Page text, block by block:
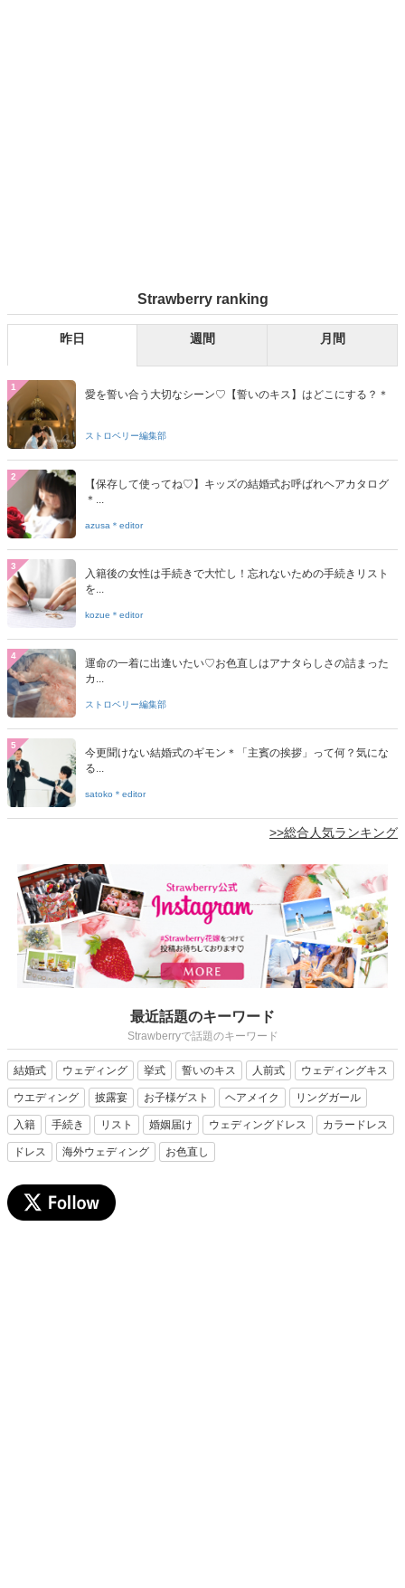
Strawberry ranking
昨日 週間 月間
1
愛を誓い合う大切なシーン♡【誓いのキス】はどこにする？＊
ストロベリー編集部
2
【保存して使ってね♡】キッズの結婚式お呼ばれヘアカタログ
＊...
azusa＊editor
3
入籍後の女性は手続きで大忙し！忘れないための手続きリスト
を...
kozue＊editor
4
運命の一着に出逢いたい♡お色直しはアナタらしさの詰まった
カ...
ストロベリー編集部
5
今更聞けない結婚式のギモン＊「主賓の挨拶」って何？気にな
る...
satoko＊editor
>>総合人気ランキング
最近話題のキーワード
Strawberryで話題のキーワード
結婚式 ウェディング 挙式 誓いのキス 人前式 ウェディングキス
ウエディング 披露宴 お子様ゲスト ヘアメイク リングガール
入籍 手続き リスト 婚姻届け ウェディングドレス カラードレス
ドレス 海外ウェディング お色直し